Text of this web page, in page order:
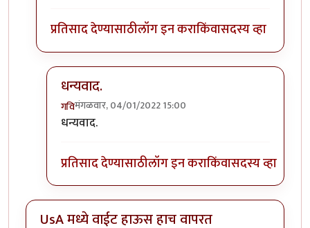
प्रतिसाद देण्यासाठीलॉग इन कराकिंवासदस्य व्हा
धन्यवाद.
गविमंगळवार, 04/01/2022 15:00
In reply to
धन्यवाद.
प्रतिसाद देण्यासाठीलॉग इन कराकिंवासदस्य व्हा
UsA मध्ये वाईट हाऊस हाच वापरत